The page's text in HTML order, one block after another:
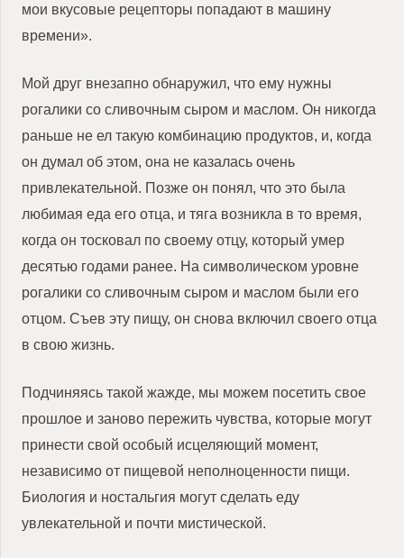
мои вкусовые рецепторы попадают в машину
времени».
Мой друг внезапно обнаружил, что ему нужны
рогалики со сливочным сыром и маслом. Он никогда
раньше не ел такую ​​комбинацию продуктов, и, когда
он думал об этом, она не казалась очень
привлекательной. Позже он понял, что это была
любимая еда его отца, и тяга возникла в то время,
когда он тосковал по своему отцу, который умер
десятью годами ранее. На символическом уровне
рогалики со сливочным сыром и маслом были его
отцом. Съев эту пищу, он снова включил своего отца
в свою жизнь.
Подчиняясь такой жажде, мы можем посетить свое
прошлое и заново пережить чувства, которые могут
принести свой особый исцеляющий момент,
независимо от пищевой неполноценности пищи.
Биология и ностальгия могут сделать еду
увлекательной и почти мистической.